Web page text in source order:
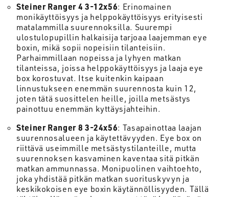
Steiner Ranger 4 3-12x56: Erinomainen
monikäyttöisyys ja helppokäyttöisyys erityisesti
matalammilla suurennoksilla. Suurempi
ulostulopupillin halkaisija tarjoaa laajemman eye
boxin, mikä sopii nopeisiin tilanteisiin.
Parhaimmillaan nopeissa ja lyhyen matkan
tilanteissa, joissa helppokäyttöisyys ja laaja eye
box korostuvat. Itse kuitenkin kaipaan
linnustukseen enemmän suurennosta kuin 12,
joten tätä suosittelen heille, joilla metsästys
painottuu enemmän kyttäysjahteihin.
Steiner Ranger 8 3-24x56: Tasapainottaa laajan
suurennosalueen ja käytettävyyden. Eye box on
riittävä useimmille metsästystilanteille, mutta
suurennoksen kasvaminen kaventaa sitä pitkän
matkan ammunnassa. Monipuolinen vaihtoehto,
joka yhdistää pitkän matkan suorituskyvyn ja
keskikokoisen eye boxin käytännöllisyyden. Tällä